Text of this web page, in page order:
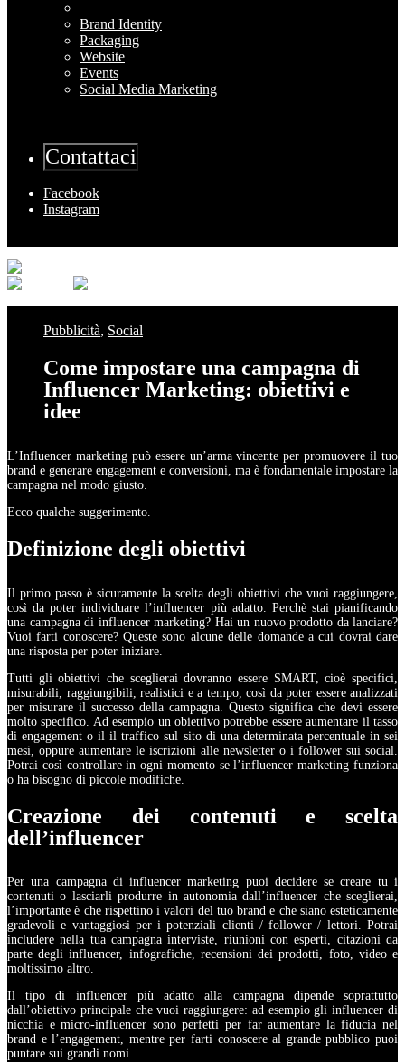
Brand Identity
Packaging
Website
Events
Social Media Marketing
Contattaci
Facebook
Instagram
Pubblicità, Social
Come impostare una campagna di
Influencer Marketing: obiettivi e
idee
L’Influencer marketing può essere un’arma vincente per promuovere il tuo
brand e generare engagement e conversioni, ma è fondamentale impostare la
campagna nel modo giusto.
Ecco qualche suggerimento.
Definizione degli obiettivi
Il primo passo è sicuramente la scelta degli obiettivi che vuoi raggiungere,
così da poter individuare l’influencer più adatto. Perchè stai pianificando
una campagna di influencer marketing? Hai un nuovo prodotto da lanciare?
Vuoi farti conoscere? Queste sono alcune delle domande a cui dovrai dare
una risposta per poter iniziare.
Tutti gli obiettivi che sceglierai dovranno essere SMART, cioè specifici,
misurabili, raggiungibili, realistici e a tempo, così da poter essere analizzati
per misurare il successo della campagna. Questo significa che devi essere
molto specifico. Ad esempio un obiettivo potrebbe essere aumentare il tasso
di engagement o il il traffico sul sito di una determinata percentuale in sei
mesi, oppure aumentare le iscrizioni alle newsletter o i follower sui social.
Potrai così controllare in ogni momento se l’influencer marketing funziona
o ha bisogno di piccole modifiche.
Creazione dei contenuti e scelta
dell’influencer
Per una campagna di influencer marketing puoi decidere se creare tu i
contenuti o lasciarli produrre in autonomia dall’influencer che sceglierai,
l’importante è che rispettino i valori del tuo brand e che siano esteticamente
gradevoli e vantaggiosi per i potenziali clienti / follower / lettori. Potrai
includere nella tua campagna interviste, riunioni con esperti, citazioni da
parte degli influencer, infografiche, recensioni dei prodotti, foto, video e
moltissimo altro.
Il tipo di influencer più adatto alla campagna dipende soprattutto
dall’obiettivo principale che vuoi raggiungere: ad esempio gli influencer di
nicchia e micro-influencer sono perfetti per far aumentare la fiducia nel
brand e l’engagement, mentre per farti conoscere al grande pubblico puoi
puntare sui grandi nomi.